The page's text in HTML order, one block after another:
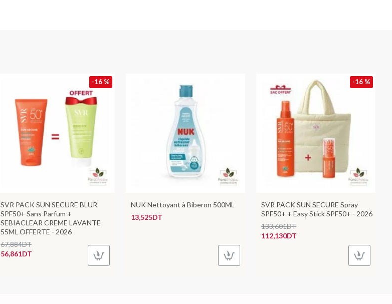
-16 %
SVR PACK SUN SECURE BLUR
SPF50+ Sans Parfum +
SEBIACLEAR CREME LAVANTE
55ML OFFERTE - 2026
56,861DT
67,884DT
NUK Nettoyant à Biberon 500ML
13,525DT
-16 %
SVR PACK SUN SECURE Spray
SPF50+ + Easy Stick SPF50+ - 2026
112,130DT
133,601DT